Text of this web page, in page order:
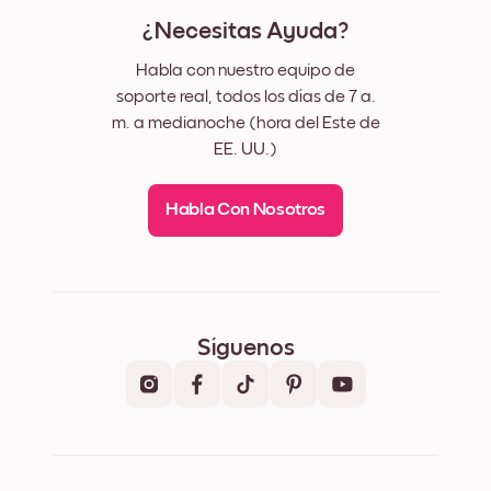
¿Necesitas Ayuda?
Habla con nuestro equipo de
soporte real, todos los días de 7 a.
m. a medianoche (hora del Este de
EE. UU.)
Habla Con Nosotros
Síguenos